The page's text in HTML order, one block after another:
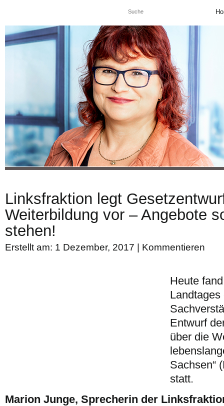
Linksfraktion legt
Weiterbildung vor – Angebote
stehen!
Erstellt am: 1 Dezember, 2017 | Kommentieren
Heute
Landtages
Entwurf
über die
Sachsen“
statt.
Marion Junge, Sprecherin der